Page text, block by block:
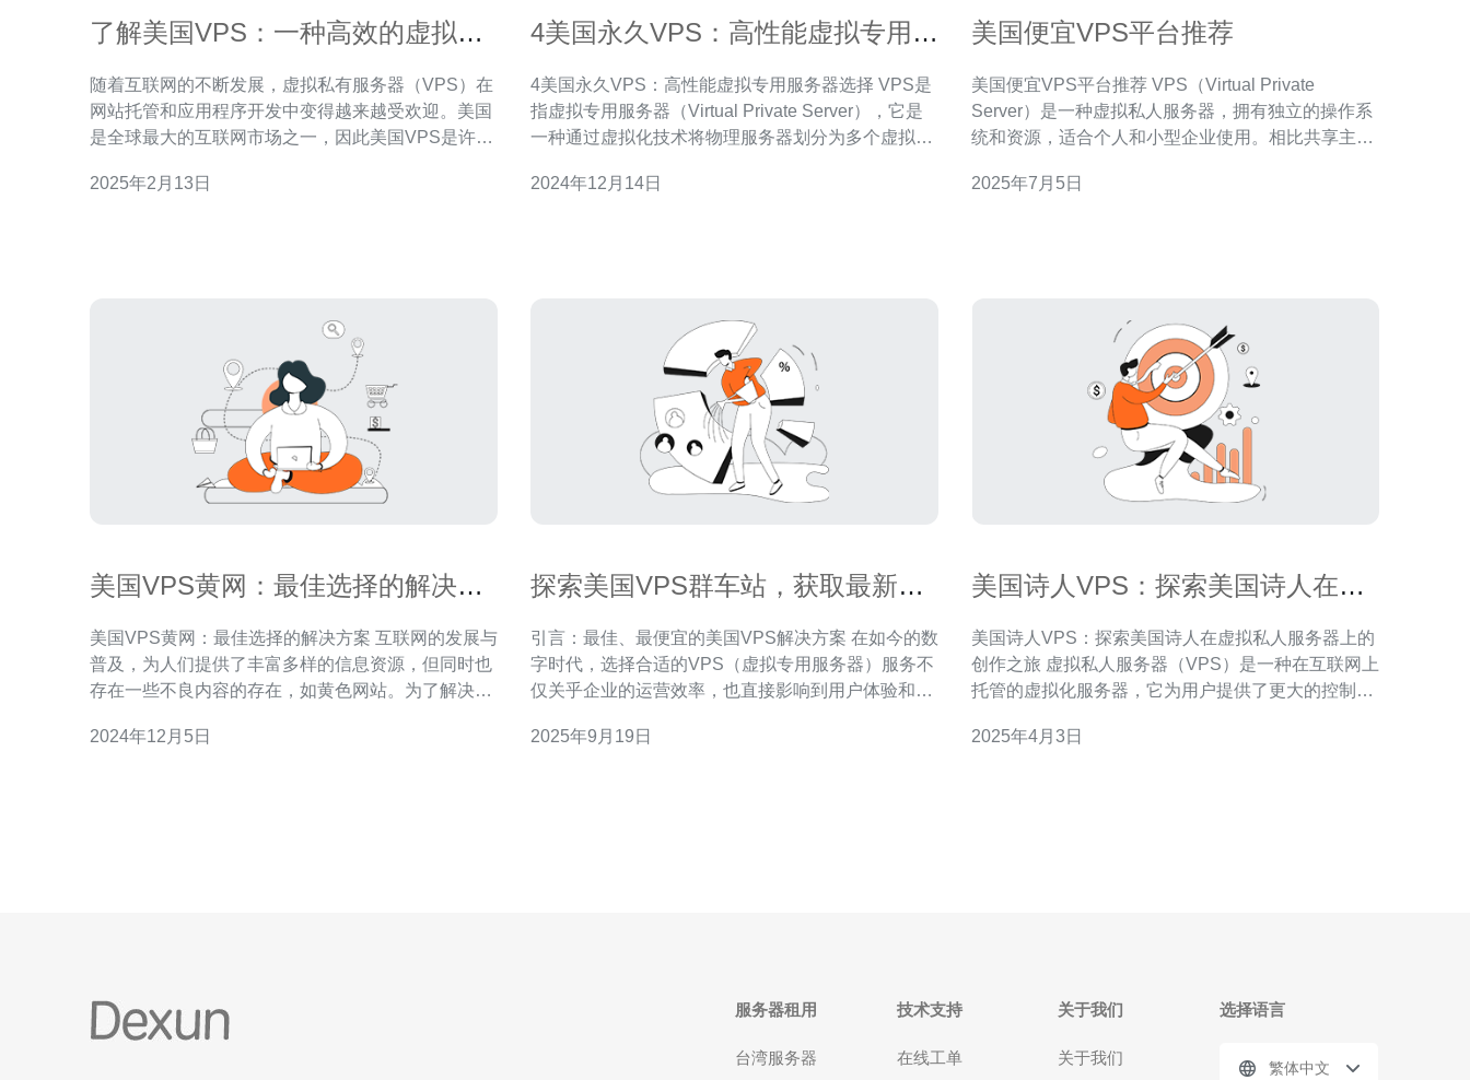
了解美国VPS：一种高效的虚拟私
随着互联网的不断发展，虚拟私有服务器（VPS）在
网站托管和应用程序开发中变得越来越受欢迎。美国
是全球最大的互联网市场之一，因此美国VPS是许多
义、优势以及如何选择合适的服务提供商。 虚拟私有
2025年2月13日
4美国永久VPS：高性能虚拟专用服
4美国永久VPS：高性能虚拟专用服务器选择 VPS是
指虚拟专用服务器（Virtual Private Server），它是
一种通过虚拟化技术将物理服务器划分为多个虚拟服
独立的资源和独立的管理权限，使用户能够在一个物
2024年12月14日
美国便宜VPS平台推荐
美国便宜VPS平台推荐 VPS（Virtual Private
Server）是一种虚拟私人服务器，拥有独立的操作系
统和资源，适合个人和小型企业使用。相比共享主
流的数据中心和网络基础设施，提供稳定的网络连接
2025年7月5日
美国VPS黄网：最佳选择的解决方
美国VPS黄网：最佳选择的解决方案 互联网的发展与
普及，为人们提供了丰富多样的信息资源，但同时也
存在一些不良内容的存在，如黄色网站。为了解决这
黄网，这篇文章将介绍美国VPS为什么是最佳选择的
2024年12月5日
探索美国VPS群车站，获取最新资
引言：最佳、最便宜的美国VPS解决方案 在如今的数
字时代，选择合适的VPS（虚拟专用服务器）服务不
仅关乎企业的运营效率，也直接影响到用户体验和网
务提供商，他们各具特色，价格、性能、技术支持等
2025年9月19日
美国诗人VPS：探索美国诗人在虚
美国诗人VPS：探索美国诗人在虚拟私人服务器上的
创作之旅 虚拟私人服务器（VPS）是一种在互联网上
托管的虚拟化服务器，它为用户提供了更大的控制权
VPS上，以获得更好的安全性和访问性。本文将探索
2025年4月3日
服务器租用
台湾服务器
技术支持
在线工单
关于我们
关于我们
选择语言
繁体中文